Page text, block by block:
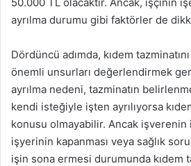
ayrılma durumu gibi faktörler de
Dördüncü adımda, kıdem
önemli unsurları değerlendirmek
ayrılma nedeni, tazminatın
kendi isteğiyle işten ayrılıyorsa
konusu olmayabilir. Ancak işverenin
işyerinin kapanması veya sağlık
işin sona ermesi durumunda kıdem